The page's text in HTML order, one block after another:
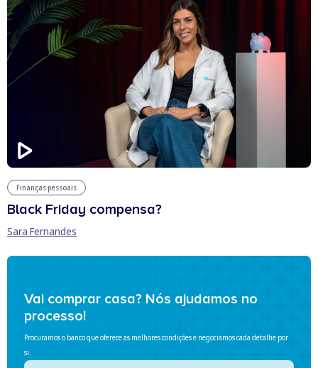
Finanças pessoais
Black Friday compensa?
Sara Fernandes
Vai comprar casa? Nós ajudamos no
processo!
Procuramos o banco que oferece as melhores condições e negociamos cada detalhe por
si.